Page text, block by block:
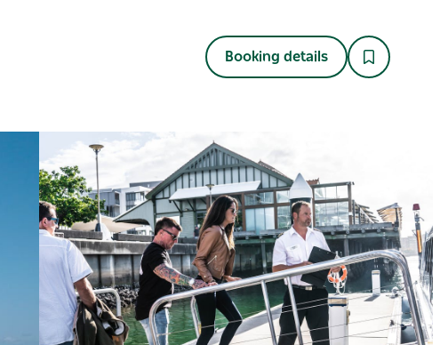
Booking details